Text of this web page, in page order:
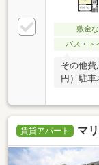
敷金
バス・ト
その他費
円）駐
賃貸アパート マ